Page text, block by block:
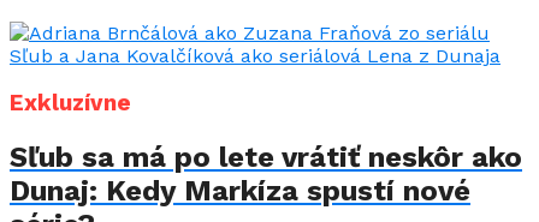
Exkluzívne
Sľub sa má po lete vrátiť neskôr ako
Dunaj: Kedy Markíza spustí nové